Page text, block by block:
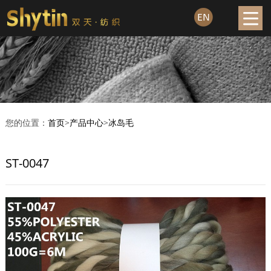
您的位置： 首页>产品中心>冰岛毛
ST-0047